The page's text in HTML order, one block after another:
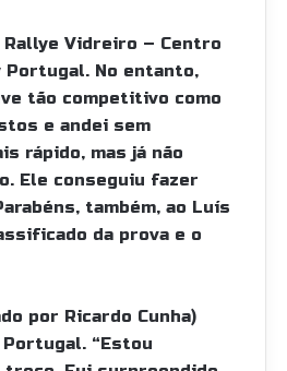
Rallye Vidreiro – Centro
No entanto,
tão competitivo como
e andei sem
rápido, mas já não
Ele conseguiu fazer
também, ao Luís
da prova e o
por Ricardo Cunha)
“Estou